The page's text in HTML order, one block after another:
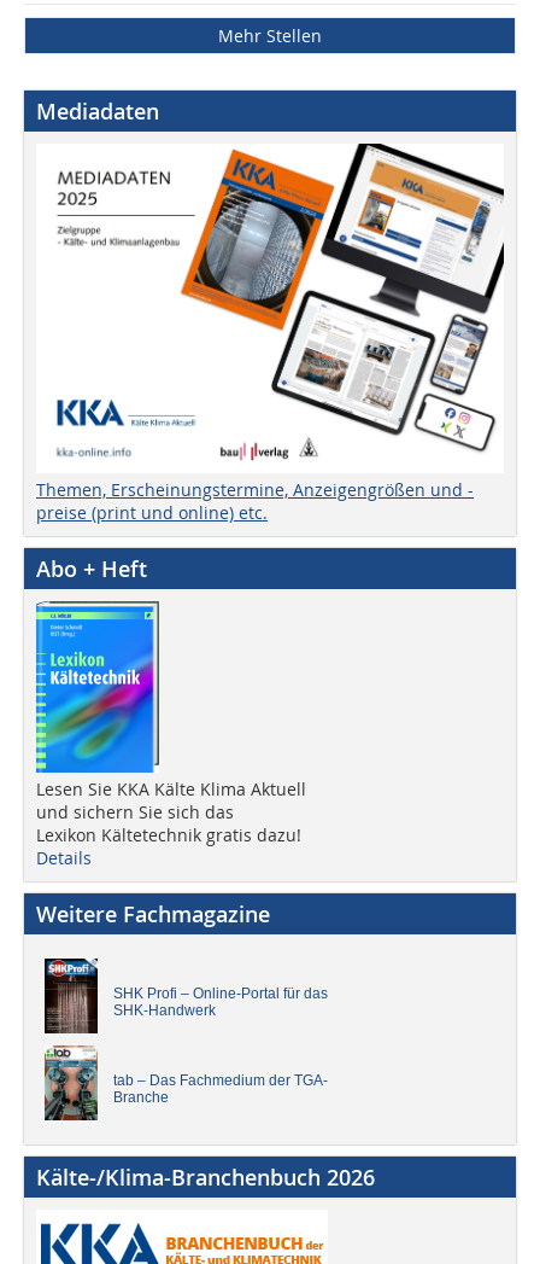
Mehr Stellen
Mediadaten
Themen, Erscheinungstermine, Anzeigengrößen und -
preise (print und online) etc.
Abo + Heft
Lesen Sie KKA Kälte Klima Aktuell
und sichern Sie sich das
Lexikon Kältetechnik gratis dazu!
Details
Weitere Fachmagazine
SHK Profi – Online-Portal für das
SHK-Handwerk
tab – Das Fachmedium der TGA-
Branche
Kälte-/Klima-Branchenbuch 2026